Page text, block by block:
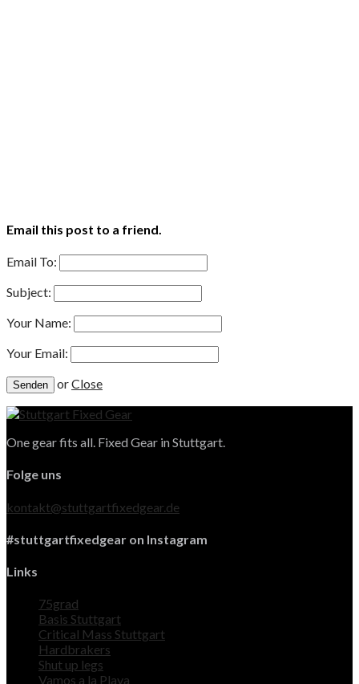
Email this post to a friend.
Email To:
Subject:
Your Name:
Your Email:
orClose
One gear fits all. Fixed Gear in Stuttgart.
Folge uns
kontakt@stuttgartfixedgear.de
#stuttgartfixedgear on Instagram
Links
75grad
Basis Stuttgart
Critical Mass Stuttgart
Hardbrakers
Shut up legs
Vamos a la Playa